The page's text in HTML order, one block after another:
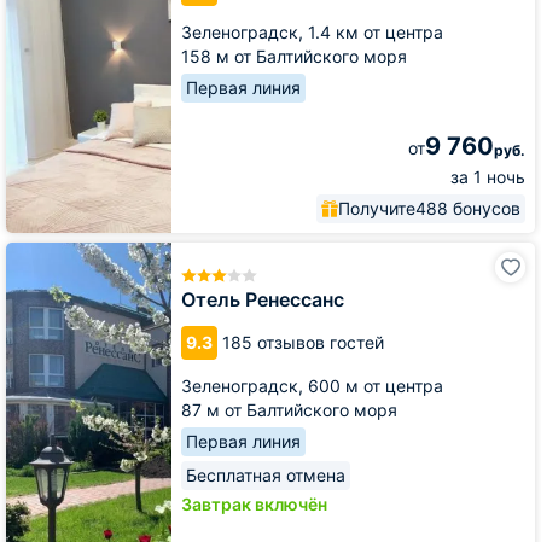
Зеленоградск, 1.4 км от центра
158 м от Балтийского моря
Первая линия
от9 760руб.
за 1 ночь
Получите488 бонусов
Отель Ренессанс
9.3 185 отзывов гостей
Зеленоградск, 600 м от центра
87 м от Балтийского моря
Первая линия
Бесплатная отмена
Завтрак включён
Отель